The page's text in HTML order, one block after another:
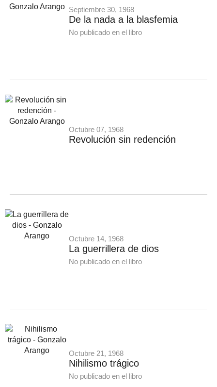
Septiembre 30, 1968
De la nada a la blasfemia
No publicado en el libro
Octubre 07, 1968
Revolución sin redención
Octubre 14, 1968
La guerrillera de dios
No publicado en el libro
Octubre 21, 1968
Nihilismo trágico
No publicado en el libro